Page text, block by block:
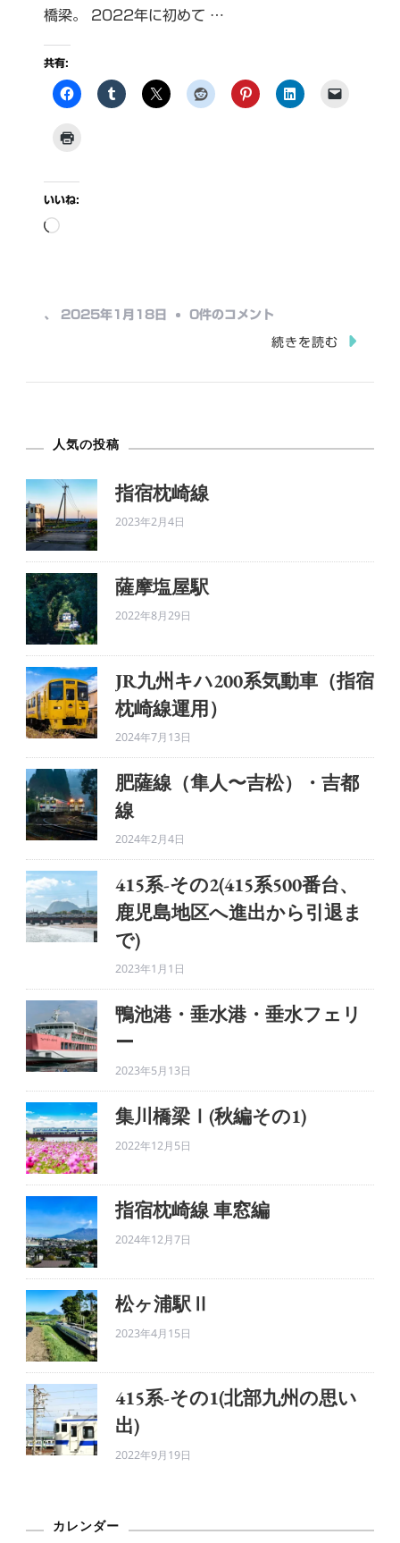
橋梁。 2022年に初めて …
共有:
いいね:
読
中…
、 2025年1月18日 集
の
0件のコメント
続きを読む
人気の投稿
指宿枕崎線
2023年2月4日
薩摩塩屋駅
2022年8月29日
JR九州キハ200系気動車（指宿
枕崎線運用）
2024年7月13日
肥薩線（隼人〜吉松）・吉都
線
2024年2月4日
415系-その2(415系500番台、
鹿児島地区へ進出から引退ま
で)
2023年1月1日
鴨池港・垂水港・垂水フェリ
ー
2023年5月13日
集川橋梁Ⅰ(秋編その1)
2022年12月5日
指宿枕崎線 車窓編
2024年12月7日
松ヶ浦駅Ⅱ
2023年4月15日
415系-その1(北部九州の思い
出)
2022年9月19日
カレンダー